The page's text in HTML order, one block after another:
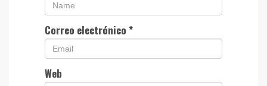
Correo electrónico *
Web